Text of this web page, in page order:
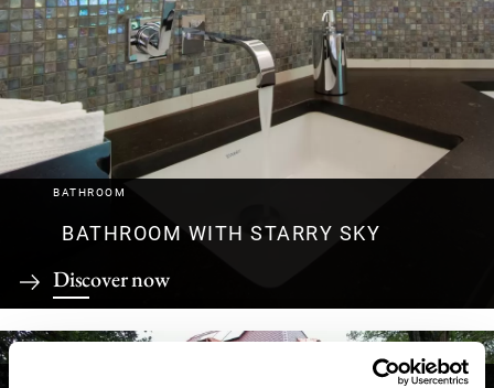
BATHROOM
BATHROOM WITH STARRY SKY
Discover now